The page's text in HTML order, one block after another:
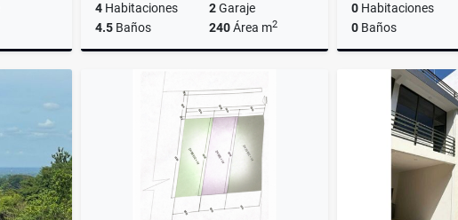
4 Habitaciones 2Garaje
4.5 Baños 240Área m2
$3,800,000
0 Habitaciones
0 Baños